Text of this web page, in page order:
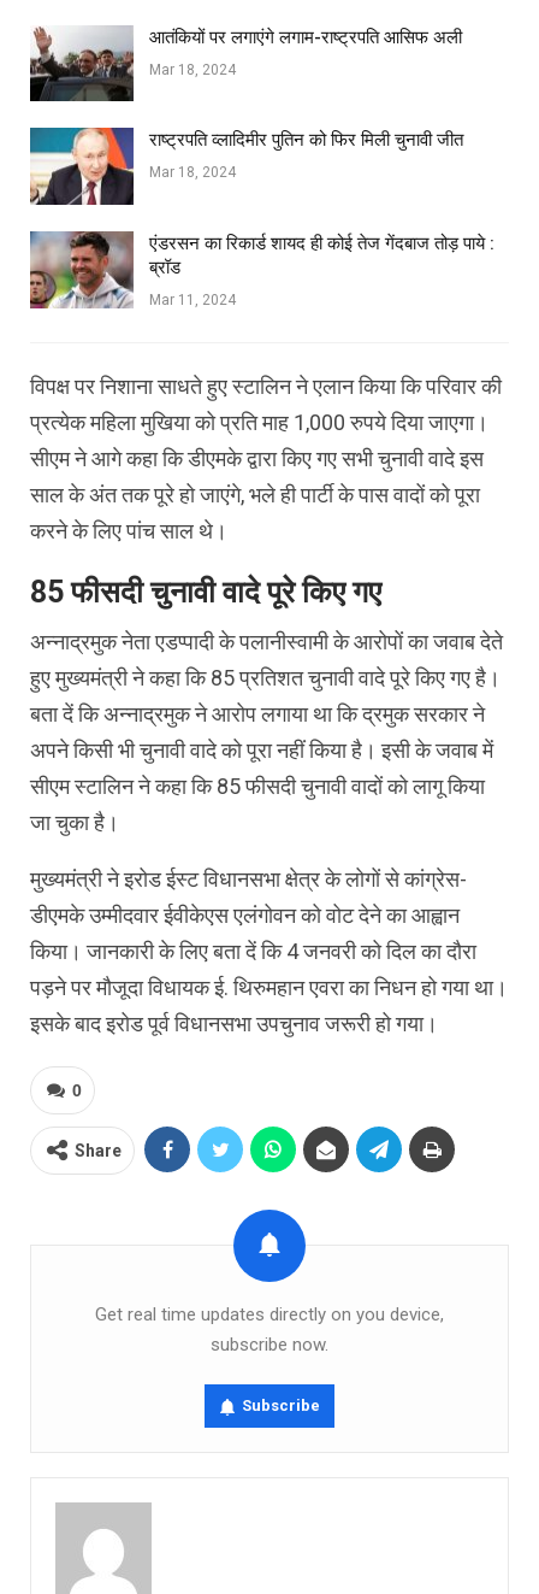
आतंकियों पर लगाएंगे लगाम-राष्ट्रपति आसिफ अली
Mar 18, 2024
राष्ट्रपति व्लादिमीर पुतिन को फिर मिली चुनावी जीत
Mar 18, 2024
एंडरसन का रिकार्ड शायद ही कोई तेज गेंदबाज तोड़ पाये :
ब्रॉड
Mar 11, 2024
विपक्ष पर निशाना साधते हुए स्टालिन ने एलान किया कि परिवार की
प्रत्येक महिला मुखिया को प्रति माह 1,000 रुपये दिया जाएगा।
सीएम ने आगे कहा कि डीएमके द्वारा किए गए सभी चुनावी वादे इस
साल के अंत तक पूरे हो जाएंगे, भले ही पार्टी के पास वादों को पूरा
करने के लिए पांच साल थे।
85 फीसदी चुनावी वादे पूरे किए गए
अन्नाद्रमुक नेता एडप्पादी के पलानीस्वामी के आरोपों का जवाब देते
हुए मुख्यमंत्री ने कहा कि 85 प्रतिशत चुनावी वादे पूरे किए गए है।
बता दें कि अन्नाद्रमुक ने आरोप लगाया था कि द्रमुक सरकार ने
अपने किसी भी चुनावी वादे को पूरा नहीं किया है। इसी के जवाब में
सीएम स्टालिन ने कहा कि 85 फीसदी चुनावी वादों को लागू किया
जा चुका है।
मुख्यमंत्री ने इरोड ईस्ट विधानसभा क्षेत्र के लोगों से कांग्रेस-
डीएमके उम्मीदवार ईवीकेएस एलंगोवन को वोट देने का आह्वान
किया। जानकारी के लिए बता दें कि 4 जनवरी को दिल का दौरा
पड़ने पर मौजूदा विधायक ई. थिरुमहान एवरा का निधन हो गया था।
इसके बाद इरोड पूर्व विधानसभा उपचुनाव जरूरी हो गया।
0
Share
Get real time updates directly on you device,
subscribe now.
Subscribe